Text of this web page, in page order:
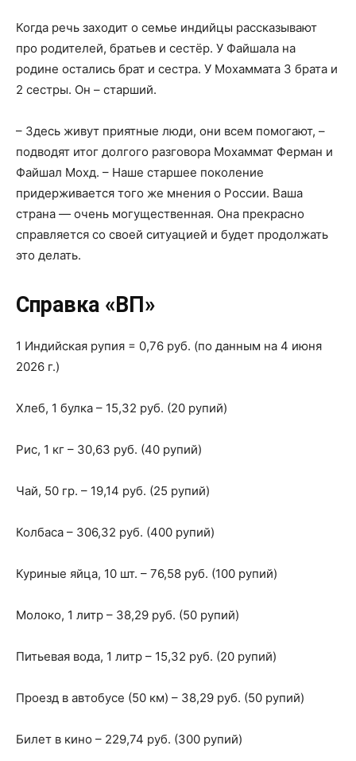
Когда речь заходит о семье индийцы рассказывают
про родителей, братьев и сестёр. У Файшала на
родине остались брат и сестра. У Мохаммата 3 брата и
2 сестры. Он – старший.
– Здесь живут приятные люди, они всем помогают, –
подводят итог долгого разговора Мохаммат Ферман и
Файшал Мохд. – Наше старшее поколение
придерживается того же мнения о России. Ваша
страна — очень могущественная. Она прекрасно
справляется со своей ситуацией и будет продолжать
это делать.
Справка «ВП»
1 Индийская рупия = 0,76 руб. (по данным на 4 июня
2026 г.)
Хлеб, 1 булка – 15,32 руб. (20 рупий)
Рис, 1 кг – 30,63 руб. (40 рупий)
Чай, 50 гр. – 19,14 руб. (25 рупий)
Колбаса – 306,32 руб. (400 рупий)
Куриные яйца, 10 шт. – 76,58 руб. (100 рупий)
Молоко, 1 литр – 38,29 руб. (50 рупий)
Питьевая вода, 1 литр – 15,32 руб. (20 рупий)
Проезд в автобусе (50 км) – 38,29 руб. (50 рупий)
Билет в кино – 229,74 руб. (300 рупий)